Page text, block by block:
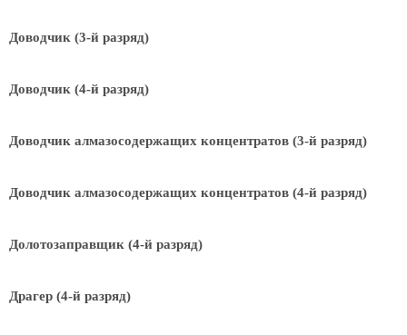
Доводчик (3-й разряд)
Доводчик (4-й разряд)
Доводчик алмазосодержащих концентратов (3-й разряд)
Доводчик алмазосодержащих концентратов (4-й разряд)
Долотозаправщик (4-й разряд)
Драгер (4-й разряд)